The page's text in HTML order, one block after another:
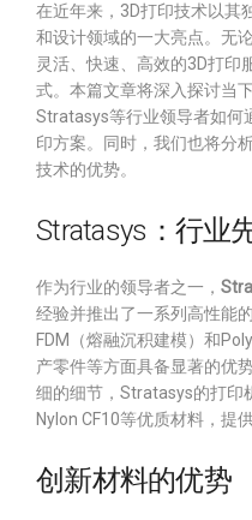
在近年来，3D打印技术以其
和设计领域的一大亮点。无
灵活、快速、高效的3D打印
式。本篇文章将深入探讨当
Stratasys等行业领导者如何
印方案。同时，我们也将分
技术的优势。
Stratasys：行业
作为行业的领导者之一，
经验并推出了一系列高性能
FDM（熔融沉积建模）和
产零件等方面具备显著的优
细的细节，Stratasys的打印
Nylon CF10等优质材料，提
创新材料的优势